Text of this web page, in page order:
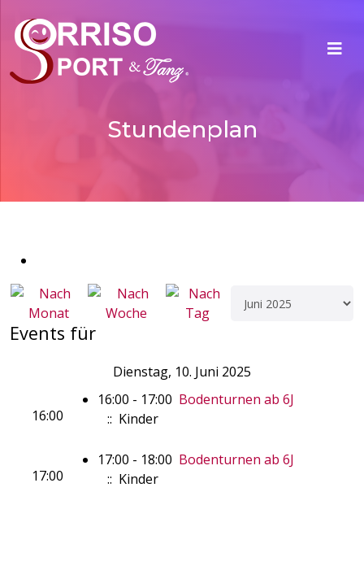
Stundenplan
Events für
Dienstag, 10. Juni 2025
16:00
16:00 - 17:00 Bodenturnen ab 6J
:: Kinder
17:00
17:00 - 18:00 Bodenturnen ab 6J
:: Kinder